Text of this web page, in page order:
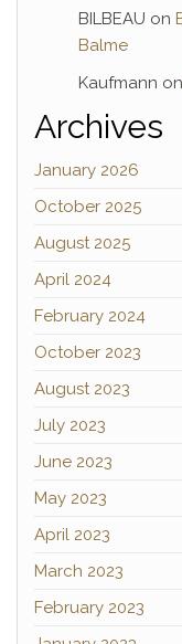
BILBEAU on
Balme
Kaufmann on
Archives
January 2026
October 2025
August 2025
April 2024
February 2024
October 2023
August 2023
July 2023
June 2023
May 2023
April 2023
March 2023
February 2023